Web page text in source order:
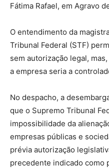
Fátima Rafael, em Agravo
O entendimento da
Tribunal Federal (STF)
sem autorização legal,
a empresa seria a
No despacho, a
que o Supremo Tribunal
impossibilidade da
empresas públicas e
prévia autorização
precedente indicado como